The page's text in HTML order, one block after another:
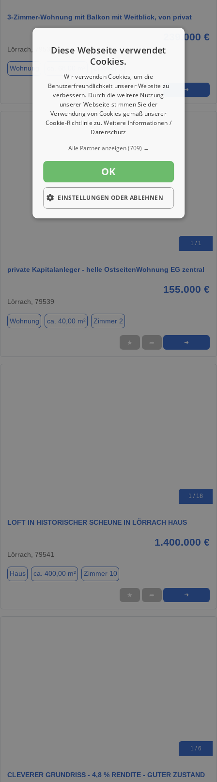
3-Zimmer-Wohnung mit Balkon mit Weitblick, von privat
239.000 €
Lörrach, 79539
Wohnung
★ ➦ ➜
1 / 1
private Kapitalanleger - helle OstseitenWohnung EG zentral
155.000 €
Lörrach, 79539
Wohnung ca. 40,00 m² Zimmer 2
★ ➦ ➜
1 / 18
LOFT IN HISTORISCHER SCHEUNE IN LÖRRACH HAUS
1.400.000 €
Lörrach, 79541
Haus ca. 400,00 m² Zimmer 10
★ ➦ ➜
1 / 6
CLEVERER GRUNDRISS - 4,8 % RENDITE - GUTER ZUSTAND
Diese Webseite verwendet
Cookies.
Wir verwenden Cookies, um die
Benutzerfreundlichkeit unserer Website zu
verbessern. Durch die weitere Nutzung
unserer Webseite stimmen Sie der
Verwendung von Cookies gemäß unserer
Cookie-Richtlinie zu.Weitere Informationen /
Datenschutz
Alle Partner anzeigen(709) →
OK
EINSTELLUNGEN ODER ABLEHNEN